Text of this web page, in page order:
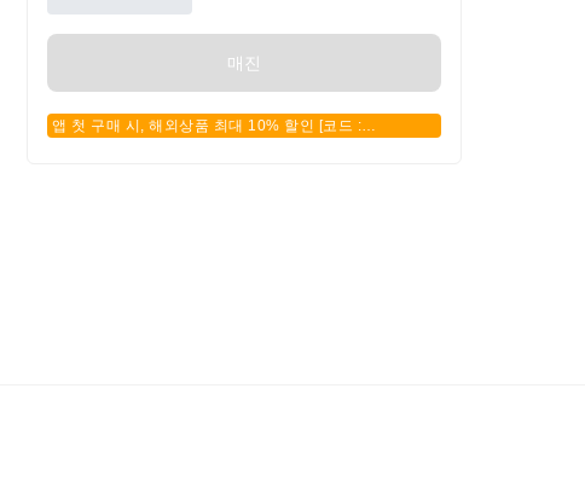
매진
앱 첫 구매 시, 해외상품 최대 10% 할인 [코드 :